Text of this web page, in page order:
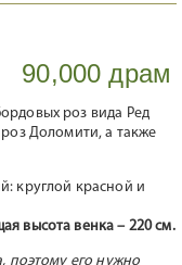
90,000 драм
роз вида Ред
Доломити, а также
круглой красной и
высота венка – 220 см.
поэтому его нужно